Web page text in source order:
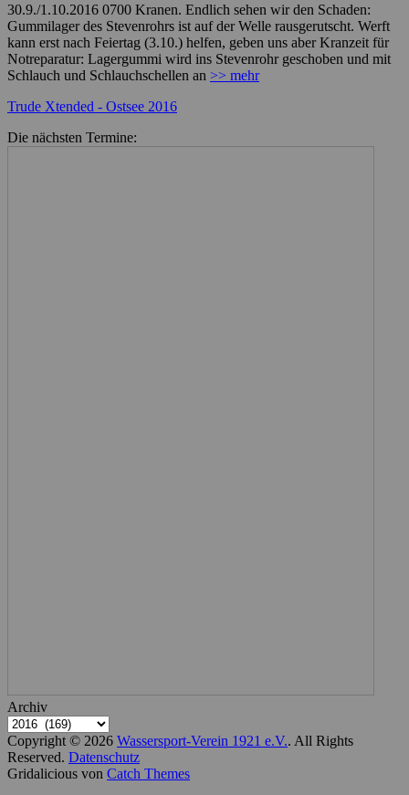
30.9./1.10.2016 0700 Kranen. Endlich sehen wir den Schaden:
Gummilager des Stevenrohrs ist auf der Welle rausgerutscht. Werft
kann erst nach Feiertag (3.10.) helfen, geben uns aber Kranzeit für
Notreparatur: Lagergummi wird ins Stevenrohr geschoben und mit
Schlauch und Schlauchschellen an >> mehr
Kategorien
Trude Xtended - Ostsee 2016
Die nächsten Termine:
Archiv
Copyright © 2026 Wassersport-Verein 1921 e.V.. All Rights
Reserved. Datenschutz
Gridalicious von Catch Themes